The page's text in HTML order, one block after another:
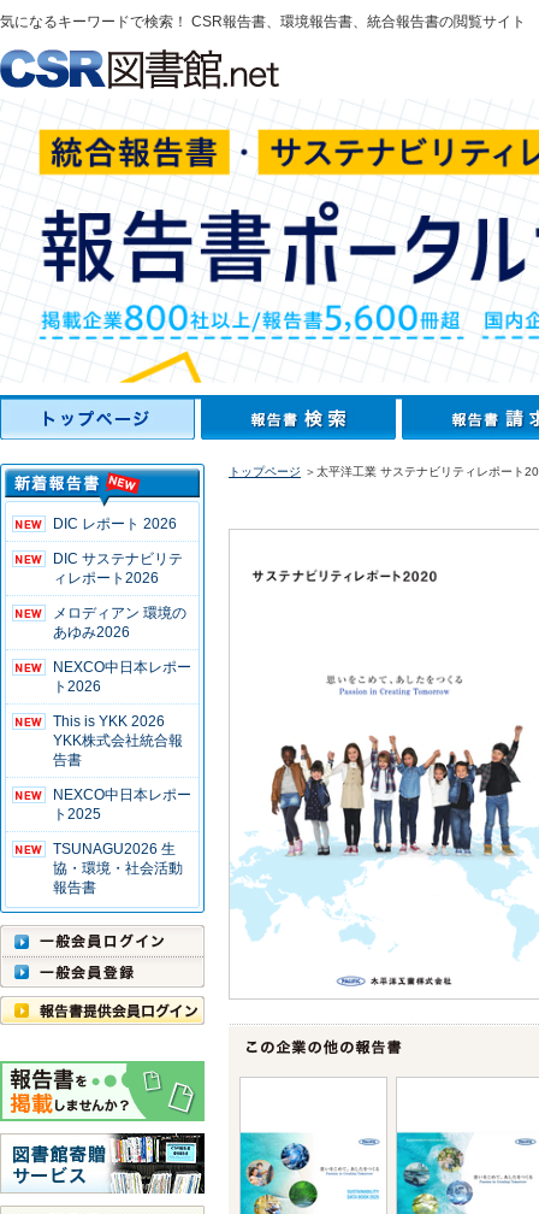
気になるキーワードで検索！ CSR報告書、環境報告書、統合報告書の閲覧サイト
DIC レポート 2026
DIC サステナビリテ
ィレポート2026
メロディアン 環境の
あゆみ2026
NEXCO中日本レポー
ト2026
This is YKK 2026
YKK株式会社統合報
告書
NEXCO中日本レポー
ト2025
TSUNAGU2026 生
協・環境・社会活動
報告書
トップページ ＞太平洋工業 サステナビリティレポート